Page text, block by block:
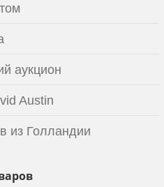
аукцион
Austin
из Голландии